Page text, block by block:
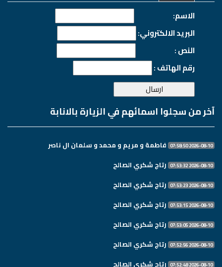
الاسم:
البريد الالكتروني:
النص :
رقم الهاتف :
آخر من سجلوا اسمائهم في الزيارة بالانابة
2026-08-10 07:58:50 فاطمة و مريم و محمد و سلمان ال ناصر
2026-08-10 07:53:32 رتاج شكري الصالح
2026-08-10 07:53:23 رتاج شكري الصالح
2026-08-10 07:53:15 رتاج شكري الصالح
2026-08-10 07:53:05 رتاج شكري الصالح
2026-08-10 07:52:56 رتاج شكري الصالح
2026-08-10 07:52:48 رتاج شكري الصالح